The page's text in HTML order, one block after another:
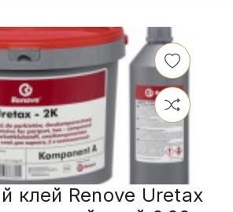
клей Renove Uretax